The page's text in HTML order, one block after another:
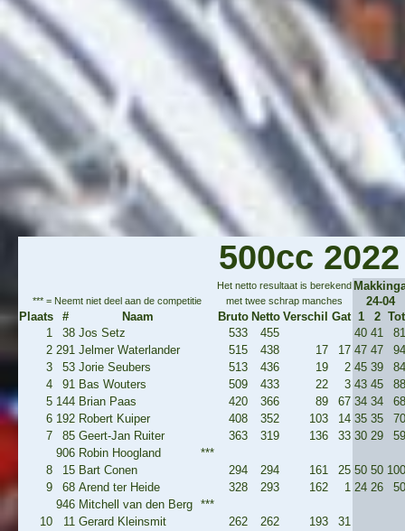
500cc 2022
Het netto resultaat is berekend
*** = Neemt niet deel aan de competitie met twee schrap manches
24-04
Plaats
# Naam Bruto Netto Verschil Gat 1 2 Tot
1
38 Jos Setz 533 455 40 41
81
2 291 Jelmer Waterlander 515 438 17 17 47 47
94
3
53 Jorie Seubers 513 436 19 2 45 39
84
4
91 Bas Wouters 509 433 22 3 43 45
88
5 144 Brian Paas 420 366 89 67 34 34
68
6 192 Robert Kuiper 408 352 103 14 35 35
70
7
85 Geert-Jan Ruiter 363 319 136 33 30 29
59
906 Robin Hoogland
***
8
15 Bart Conen 294 294 161 25 50 50 100
9
68 Arend ter Heide 328 293 162 1 24 26
50
946 Mitchell van den Berg ***
10
11 Gerard Kleinsmit 262 262 193
31